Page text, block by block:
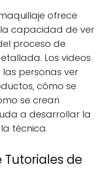
ofrece
capacidad de ver
proceso de
Los videos
personas ver
cómo se
se crean
a desarrollar la
técnica.
Tutoriales de